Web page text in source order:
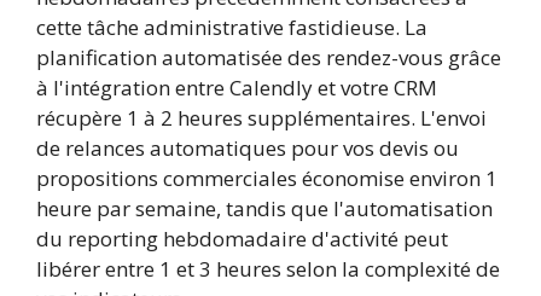
cette tâche administrative fastidieuse. La
planification automatisée des rendez-vous grâce
à l'intégration entre Calendly et votre CRM
récupère 1 à 2 heures supplémentaires. L'envoi
de relances automatiques pour vos devis ou
propositions commerciales économise environ 1
heure par semaine, tandis que l'automatisation
du reporting hebdomadaire d'activité peut
libérer entre 1 et 3 heures selon la complexité de